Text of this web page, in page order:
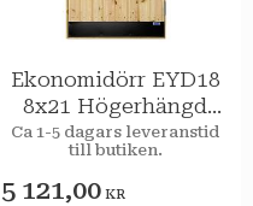
Ekonomidörr EYD18
8x21 Högerhängd
STAR Varmförråd
Ca 1-5 dagars leveranstid
till butiken.
5 121,00 KR